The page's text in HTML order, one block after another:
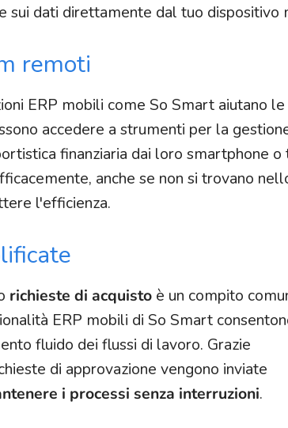
sui dati direttamente dal tuo dispositivo
remoti
ERP mobili come So Smart aiutano
accedere a strumenti per la
finanziaria dai loro smartphone o
anche se non si trovano
l'efficienza.
richieste di acquisto è un compito
ERP mobili di So Smart
fluido dei flussi di lavoro. Grazie
di approvazione vengono inviate
i processi senza interruzioni.